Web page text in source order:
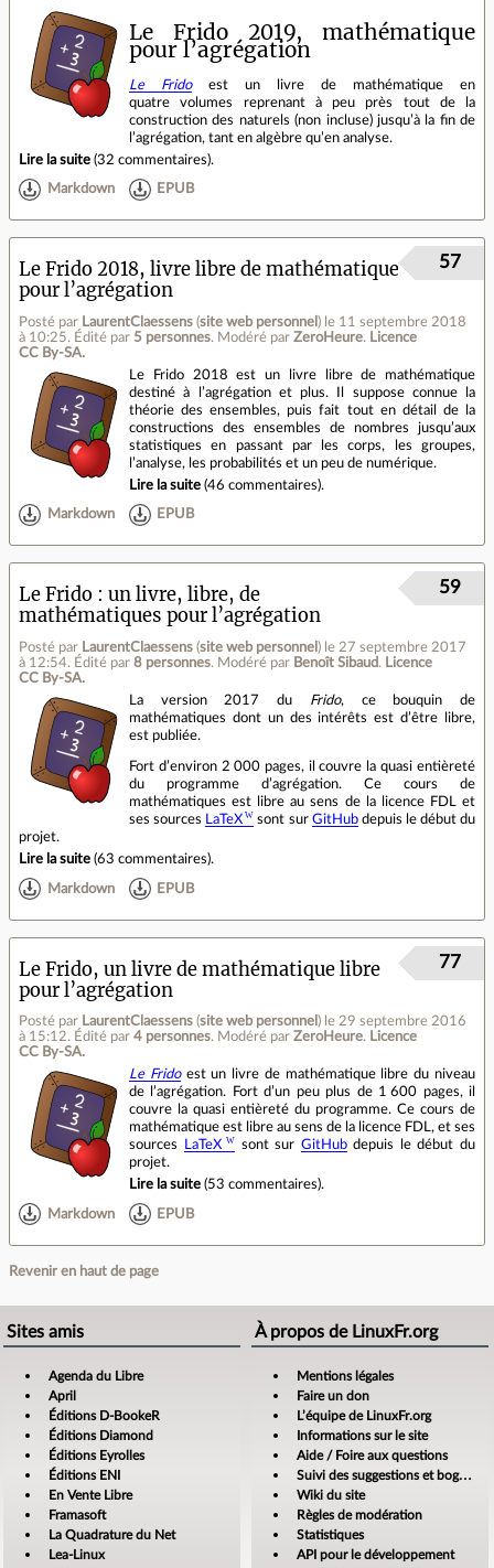
Le Frido 2019, mathématique
pour l’agrégation
Le Fridoest un livre de mathématique en
quatre volumes reprenant à peu près tout de la
construction des naturels (non incluse) jusqu’à la fin de
l’agrégation, tant en algèbre qu’en analyse.
Lire la suite (32 commentaires).
Markdown EPUB
Le Frido 2018, livre libre de mathématique
pour l’agrégation
Posté par LaurentClaessens (site web personnel ) le 11 septembre 2018
à 10:25. Édité par 5 personnes. Modéré par ZeroHeure. Licence
CC By‑SA.
57
Le Frido 2018 est un livre libre de mathématique
destiné à l’agrégation et plus. Il suppose connue la
théorie des ensembles, puis fait tout en détail de la
constructions des ensembles de nombres jusqu’aux
statistiques en passant par les corps, les groupes,
l’analyse, les probabilités et un peu de numérique.
Lire la suite (46 commentaires).
Markdown EPUB
Le Frido : un livre, libre, de
mathématiques pour l’agrégation
Posté par LaurentClaessens (site web personnel ) le 27 septembre 2017
à 12:54. Édité par 8 personnes. Modéré par Benoît Sibaud. Licence
CC By‑SA.
59
La version 2017 du Frido, ce bouquin de
mathématiques dont un des intérêts est d’être libre,
est publiée.
Fort d’environ 2 000 pages, il couvre la quasi entièreté
du programme d’agrégation. Ce cours de
mathématiques est libre au sens de la licence FDL et
ses sources
LaTeX sont sur GitHubdepuis le début du
projet.
Lire la suite (63 commentaires).
Markdown EPUB
Le Frido, un livre de mathématique libre
pour l’agrégation
Posté par LaurentClaessens (site web personnel ) le 29 septembre 2016
à 15:12. Édité par 4 personnes. Modéré par ZeroHeure. Licence
CC By‑SA.
77
Le Fridoest un livre de mathématique libre du niveau
de l’agrégation. Fort d’un peu plus de 1 600 pages, il
couvre la quasi entièreté du programme. Ce cours de
mathématique est libre au sens de la licence FDL, et ses
sources
LaTeX sont sur GitHubdepuis le début du
projet.
Lire la suite (53 commentaires).
Markdown EPUB
Revenir en haut de page
Sites amis
Agenda du Libre
April
Éditions D-BookeR
Éditions Diamond
Éditions Eyrolles
Éditions ENI
En Vente Libre
Framasoft
La Quadrature du Net
Lea-Linux
À propos de LinuxFr.org
Mentions légales
Faire un don
L’équipe de LinuxFr.org
Informations sur le site
Aide / Foire aux questions
Suivi des suggestions et bogues
Wiki du site
Règles de modération
Statistiques
API pour le développement